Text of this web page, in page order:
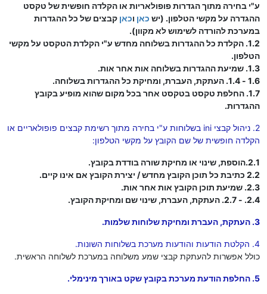
ע"י בחירה מתוך הגדרות פופולאריות או הקלדה חופשית של טקסט
ההגדרה על מקשי הטלפון. (יש כאן וכאן קבצים של כל ההגדרות
במערכת להורדה לשימוש לא מקוון).
1.2. הקלדת כל ההגדרות בשלוחה מחדש ע"י הקלדת הטקסט על מקשי
הטלפון.
1.3. שמיעת ההגדרות בשלוחה אות אחר אות.
1.6 - 1.4. העתקת, העברת, ומחיקת כל ההגדרות בשלוחה.
1.7. החלפת טקסט בטקסט אחר בכל מקום שהוא מופיע בקובץ
ההגדרות.
2. ניהול קבצי ini בשלוחות ע"י בחירה מתוך רשימת קבצים פופולאריים או
הקלדה חופשית של שם הקובץ על מקשי הטלפון:
2.1.הוספת, שינוי או מחיקת שורה בודדת בקובץ.
2.2 כתיבת כל תוכן הקובץ מחדש / יצירת הקובץ אם אינו קיים.
2.3. שמיעת תוכן הקובץ אות אחר אות.
2.4. - 2.7. העתקת, העברת, שינוי שם ומחיקת הקובץ.
3. העתקת, העברת ומחיקת שלוחות שלמות.
4. הקלטת הודעות והודעות מערכת בשלוחות השונות.
כולל אפשרות להעתקת קבצי שמע משלוחה במערכת לשלוחה הראשית.
5. החלפת הודעת מערכת בקובץ שקט באורך מינימלי.